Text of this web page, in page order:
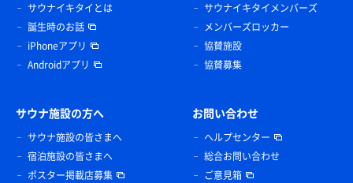
サウナイキタイとは
誕生時のお話
iPhoneアプリ
Androidアプリ
サウナイキタイメンバーズ
メンバーズロッカー
協賛施設
協賛募集
サウナ施設の方へ
サウナ施設の皆さまへ
宿泊施設の皆さまへ
ポスター掲載店募集
お問い合わせ
ヘルプセンター
総合お問い合わせ
ご意見箱